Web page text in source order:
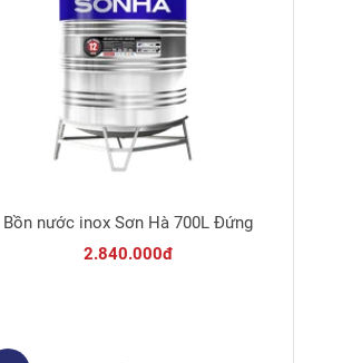
Bồn nước inox Sơn Hà 700L Đứng
2.840.000đ